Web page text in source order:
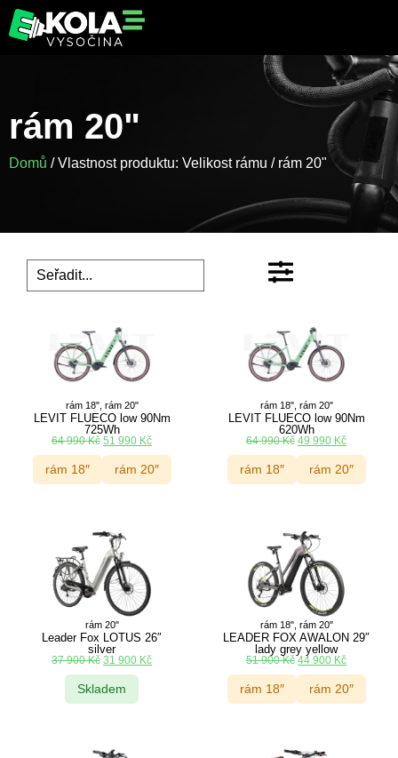
rám 20"
Domů / Vlastnost produktu: Velikost rámu / rám 20"
rám 18", rám 20"
LEVIT FLUECO low 90Nm
725Wh
64 990Kč 51 990 Kč
rám 18″ rám 20″
rám 18", rám 20"
LEVIT FLUECO low 90Nm
620Wh
64 990Kč 49 990 Kč
rám 18″ rám 20″
rám 20"
Leader Fox LOTUS 26″
silver
37 900Kč 31 900 Kč
Skladem
rám 18", rám 20"
LEADER FOX AWALON 29″
lady grey yellow
51 900Kč 44 900 Kč
rám 18″ rám 20″